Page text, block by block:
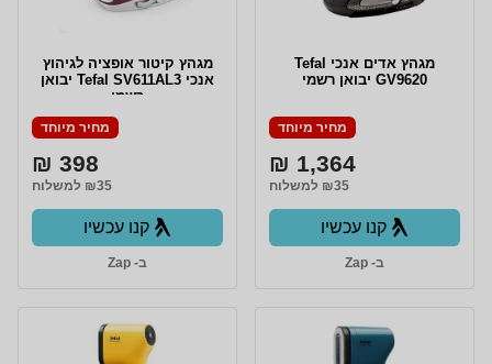
מגהץ ‏אדים ‏אנכי Tefal
GV9620 יבואן רשמי
מחיר מיוחד
1,364 ₪
₪35 למשלוח
קנו עכשיו
ב- Zap
מגהץ ‏קיטור ‏אופציה לגיהוץ
אנכי Tefal SV611AL3 יבואן
רשמי
מחיר מיוחד
398 ₪
₪35 למשלוח
קנו עכשיו
ב- Zap